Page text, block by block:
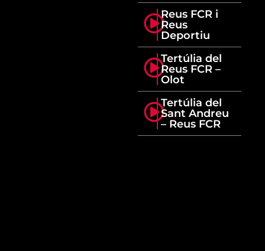
Reus FCR i
Reus
Deportiu
Tertúlia del
Reus FCR –
Olot
Tertúlia del
Sant Andreu
– Reus FCR